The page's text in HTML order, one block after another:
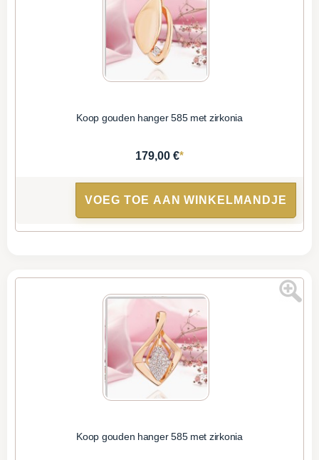
Koop gouden hanger 585 met zirkonia
179,00 €*
VOEG TOE AAN WINKELMANDJE
Koop gouden hanger 585 met zirkonia